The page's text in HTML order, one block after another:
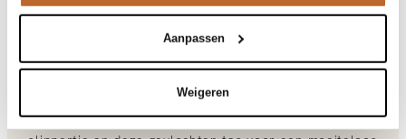
Aanpassen
Weigeren
Patroon
Effen
Linnen blouse
uur op werkdagen? Dan wordt je pakket vandaag nog
verzonden!
Heb je vragen over onze producten of heb je hulp nodig bij
het plaatsen van een bestelling? Onze klantenservice staat
Shop the look
Deze zachtgele blouse voelt direct als een zonnige dag.
Het contrast tussen de soepele valling en de rauwe
juiste nonchalante twist. Draag de blouse half in je short
om je taille subtiel te accentueren. Maak het af met een